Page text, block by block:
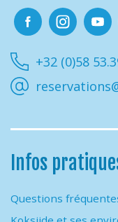
+32 (0)58
Infos
Questions